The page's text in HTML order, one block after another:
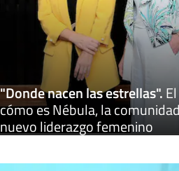
"Donde nacen las estrellas".
cómo es Nébula, la
nuevo liderazgo femenino